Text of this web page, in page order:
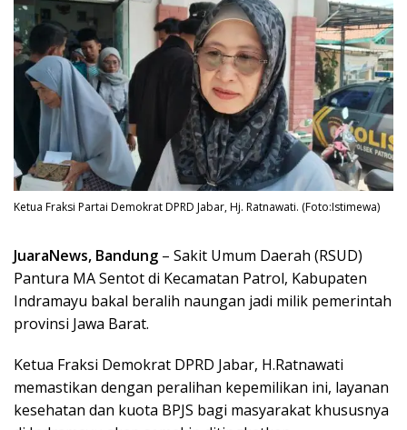
Ketua Fraksi Partai Demokrat DPRD Jabar, Hj. Ratnawati. (Foto:Istimewa)
JuaraNews, Bandung – Sakit Umum Daerah (RSUD)
Pantura MA Sentot di Kecamatan Patrol, Kabupaten
Indramayu bakal beralih naungan jadi milik pemerintah
provinsi Jawa Barat.
Ketua Fraksi Demokrat DPRD Jabar, H.Ratnawati
memastikan dengan peralihan kepemilikan ini, layanan
kesehatan dan kuota BPJS bagi masyarakat khususnya